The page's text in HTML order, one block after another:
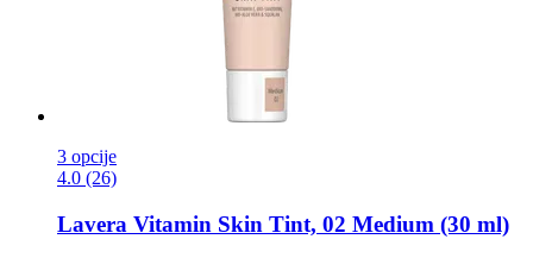
3 opcije
4.0 (26)
Lavera Vitamin Skin Tint, 02 Medium (30 ml)